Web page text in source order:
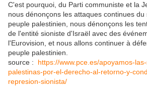
C'est pourquoi, du Parti communiste et la
nous dénonçons les attaques continues
peuple palestinien, nous dénonçons les
de l'entité sioniste d'Israël avec des
l'Eurovision, et nous allons continuer à
peuple palestinien.
source : https://www.pce.es/apoyamos-
palestinas-por-el-derecho-al-retorno-y-
represion-sionista/